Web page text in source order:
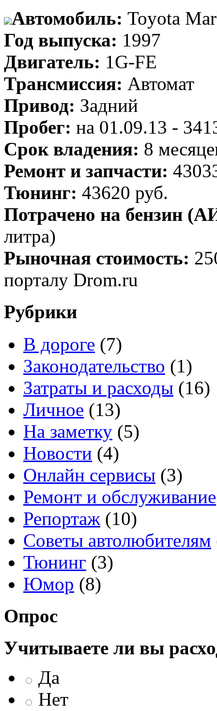
Автомобиль: Toyota
Год выпуска: 1997
Двигатель: 1G-FE
Трансмиссия: Автомат
Привод: Задний
Пробег: на 01.09.13 -
Срок владения: 8
Ремонт и запчасти:
Тюнинг: 43620 руб.
Потрачено на бензин
литра)
Рыночная стоимость:
порталу Drom.ru
Рубрики
В дороге (7)
Законодательство (1)
Затраты и расходы (16)
Личное (13)
На заметку (5)
Новости (4)
Онлайн сервисы (3)
Ремонт и обслуживание
Репортаж (10)
Советы автолюбителям
Тюнинг (3)
Юмор (8)
Опрос
Учитываете ли вы
Да
Нет